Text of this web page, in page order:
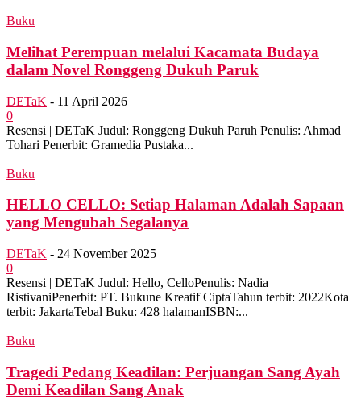
Buku
Melihat Perempuan melalui Kacamata Budaya
dalam Novel Ronggeng Dukuh Paruk
DETaK - 11 April 2026
0
Resensi | DETaK Judul: Ronggeng Dukuh Paruh Penulis: Ahmad
Tohari Penerbit: Gramedia Pustaka...
Buku
HELLO CELLO: Setiap Halaman Adalah Sapaan
yang Mengubah Segalanya
DETaK - 24 November 2025
0
Resensi | DETaK Judul: Hello, CelloPenulis: Nadia
RistivaniPenerbit: PT. Bukune Kreatif CiptaTahun terbit: 2022Kota
terbit: JakartaTebal Buku: 428 halamanISBN:...
Buku
Tragedi Pedang Keadilan: Perjuangan Sang Ayah
Demi Keadilan Sang Anak